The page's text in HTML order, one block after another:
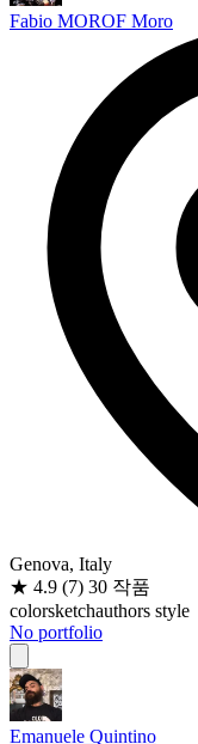
Fabio MOROF Moro
Genova, Italy
★ 4.9 (7) 30 작품
colorsketchauthors style
No portfolio
Emanuele Quintino